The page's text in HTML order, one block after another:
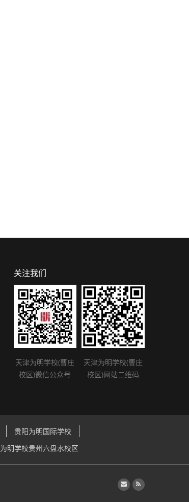
关注我们
天津为明学校(曹庄
校区)微信公众号
天津为明学校(曹庄
校区)网站二维码
贵阳为明国际学校
为明学校贵州六盘水校区